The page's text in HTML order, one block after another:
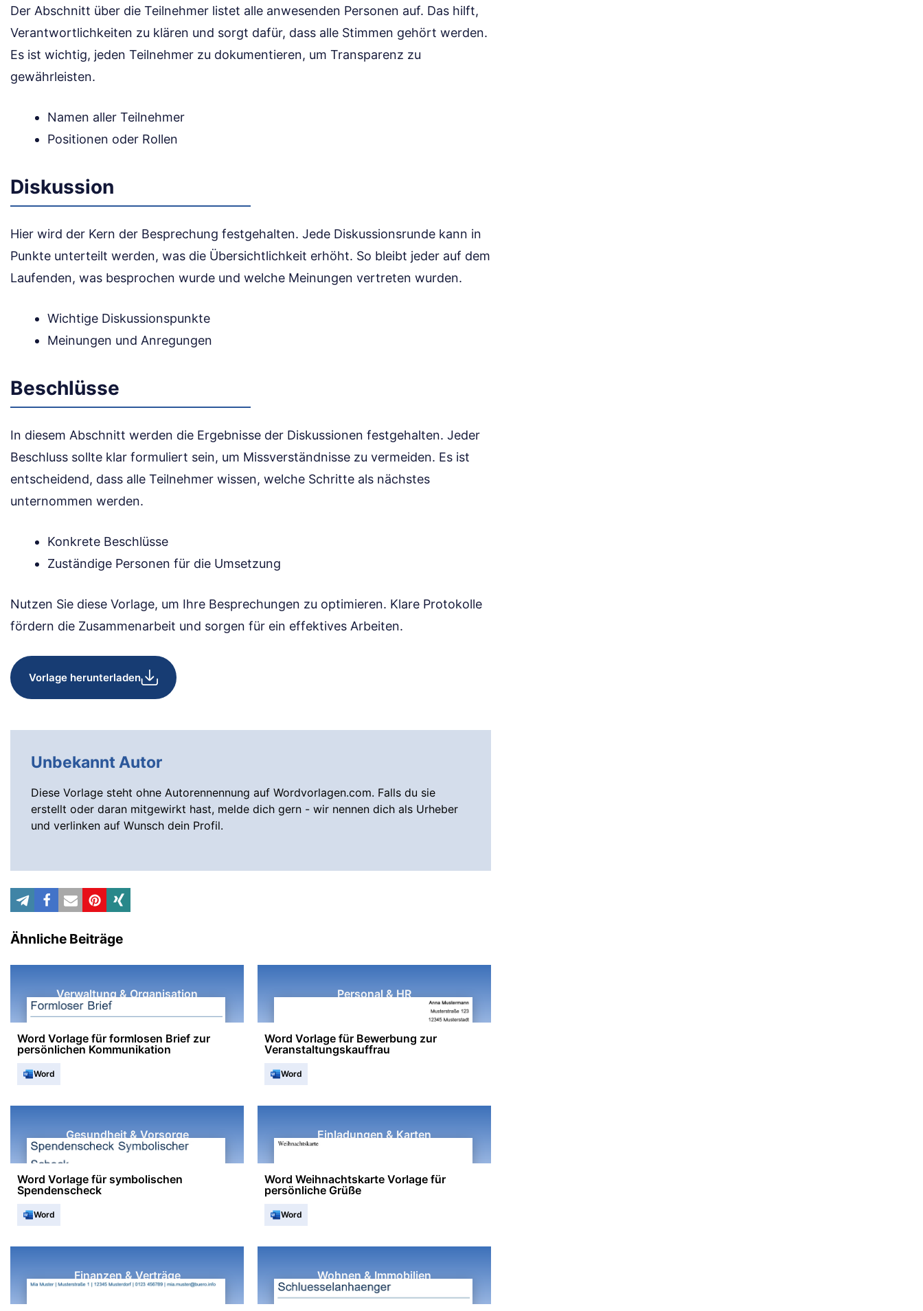
Der Abschnitt über die Teilnehmer listet alle anwesenden Personen auf. Das hilft,
Verantwortlichkeiten zu klären und sorgt dafür, dass alle Stimmen gehört werden.
Es ist wichtig, jeden Teilnehmer zu dokumentieren, um Transparenz zu
gewährleisten.
Namen aller Teilnehmer
Positionen oder Rollen
Diskussion
Hier wird der Kern der Besprechung festgehalten. Jede Diskussionsrunde kann in
Punkte unterteilt werden, was die Übersichtlichkeit erhöht. So bleibt jeder auf dem
Laufenden, was besprochen wurde und welche Meinungen vertreten wurden.
Wichtige Diskussionspunkte
Meinungen und Anregungen
Beschlüsse
In diesem Abschnitt werden die Ergebnisse der Diskussionen festgehalten. Jeder
Beschluss sollte klar formuliert sein, um Missverständnisse zu vermeiden. Es ist
entscheidend, dass alle Teilnehmer wissen, welche Schritte als nächstes
unternommen werden.
Konkrete Beschlüsse
Zuständige Personen für die Umsetzung
Nutzen Sie diese Vorlage, um Ihre Besprechungen zu optimieren. Klare Protokolle
fördern die Zusammenarbeit und sorgen für ein effektives Arbeiten.
Vorlage herunterladen
Unbekannt Autor
Diese Vorlage steht ohne Autorennennung auf Wordvorlagen.com. Falls du sie
erstellt oder daran mitgewirkt hast, melde dich gern - wir nennen dich als Urheber
und verlinken auf Wunsch dein Profil.
Ähnliche Beiträge
Verwaltung & Organisation
Word Vorlage für formlosen Brief zur
persönlichen Kommunikation
Word
Personal & HR
Word Vorlage für Bewerbung zur
Veranstaltungskauffrau
Word
Gesundheit & Vorsorge
Word Vorlage für symbolischen
Spendenscheck
Word
Einladungen & Karten
Word Weihnachtskarte Vorlage für
persönliche Grüße
Word
Finanzen & Verträge Wohnen & Immobilien